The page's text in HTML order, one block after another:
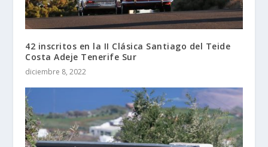
42 inscritos en la II Clásica Santiago del Teide
Costa Adeje Tenerife Sur
diciembre 8, 2022